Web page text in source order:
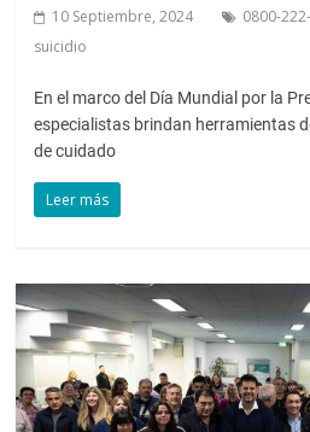
10 Septiembre, 2024 0800-
suicidio
En el marco del Día Mundial por la
especialistas brindan herramientas
de cuidado
Leer más